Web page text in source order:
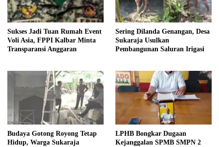
Sukses Jadi Tuan Rumah Event
Voli Asia, FPPI Kalbar Minta
Transparansi Anggaran
Sering Dilanda Genangan, Desa
Sukaraja Usulkan
Pembangunan Saluran Irigasi
Budaya Gotong Royong Tetap
Hidup, Warga Sukaraja
LPHB Bongkar Dugaan
Kejanggalan SPMB SMPN 2